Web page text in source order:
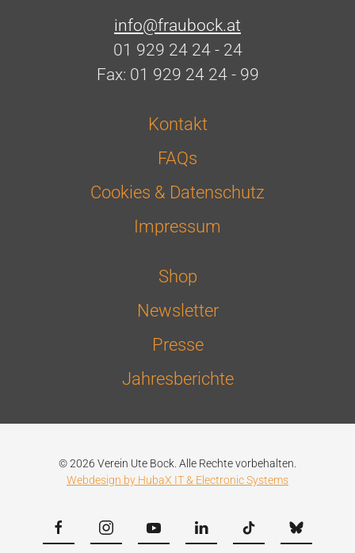
info@fraubock.at
01 929 24 24 - 24
Fax: 01 929 24 24 - 99
Kontakt
FAQs
Cookies & Datenschutz
Impressum
Shop
Newsletter
Presse
Jahresberichte
© 2026 Verein Ute Bock. Alle Rechte vorbehalten.
Webdesign by HubaX IT & Electronic Systems